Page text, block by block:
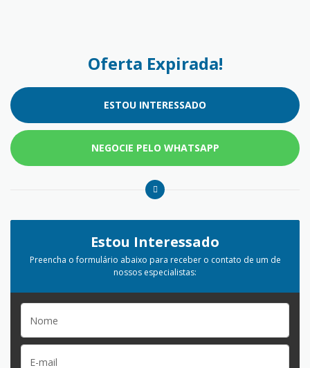
Oferta Expirada!
ESTOU INTERESSADO
NEGOCIE PELO WHATSAPP
Estou Interessado
Preencha o formulário abaixo para receber o contato de um de
nossos especialistas: